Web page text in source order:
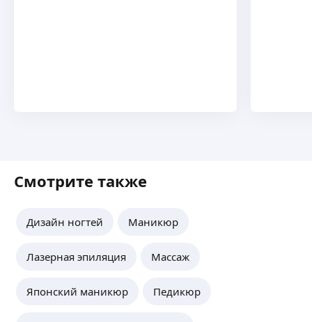
Смотрите также
Дизайн ногтей Маникюр
Лазерная эпиляция Массаж
Японский маникюр Педикюр